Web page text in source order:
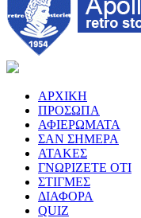
ΑΡΧΙΚΗ
ΠΡΟΣΩΠΑ
ΑΦΙΕΡΩΜΑΤΑ
ΣΑΝ ΣΗΜΕΡΑ
ΑΤΑΚΕΣ
ΓΝΩΡΙΖΕΤΕ ΟΤΙ
ΣΤΙΓΜΕΣ
ΔΙΑΦΟΡΑ
QUIZ